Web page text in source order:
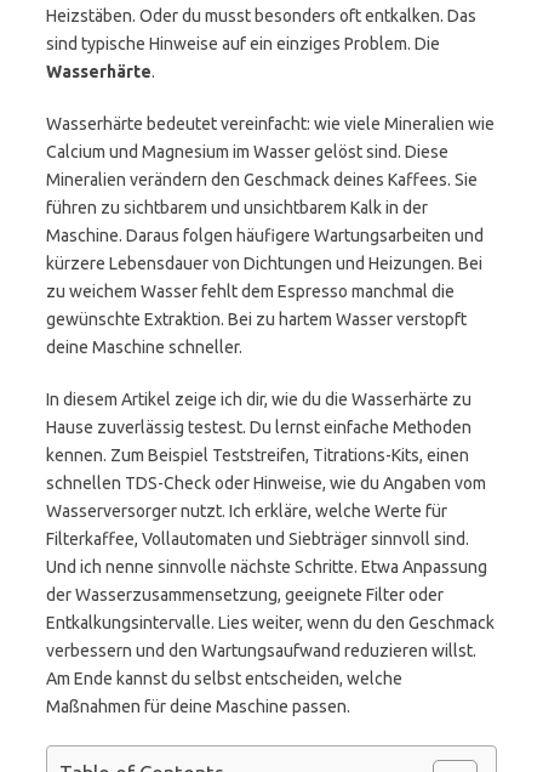
Heizstäben. Oder du musst besonders oft entkalken. Das
sind typische Hinweise auf ein einziges Problem. Die
Wasserhärte.
Wasserhärte bedeutet vereinfacht: wie viele Mineralien wie
Calcium und Magnesium im Wasser gelöst sind. Diese
Mineralien verändern den Geschmack deines Kaffees. Sie
führen zu sichtbarem und unsichtbarem Kalk in der
Maschine. Daraus folgen häufigere Wartungsarbeiten und
kürzere Lebensdauer von Dichtungen und Heizungen. Bei
zu weichem Wasser fehlt dem Espresso manchmal die
gewünschte Extraktion. Bei zu hartem Wasser verstopft
deine Maschine schneller.
In diesem Artikel zeige ich dir, wie du die Wasserhärte zu
Hause zuverlässig testest. Du lernst einfache Methoden
kennen. Zum Beispiel Teststreifen, Titrations-Kits, einen
schnellen TDS-Check oder Hinweise, wie du Angaben vom
Wasserversorger nutzt. Ich erkläre, welche Werte für
Filterkaffee, Vollautomaten und Siebträger sinnvoll sind.
Und ich nenne sinnvolle nächste Schritte. Etwa Anpassung
der Wasserzusammensetzung, geeignete Filter oder
Entkalkungsintervalle. Lies weiter, wenn du den Geschmack
verbessern und den Wartungsaufwand reduzieren willst.
Am Ende kannst du selbst entscheiden, welche
Maßnahmen für deine Maschine passen.